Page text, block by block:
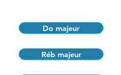
Do majeur
Réb majeur